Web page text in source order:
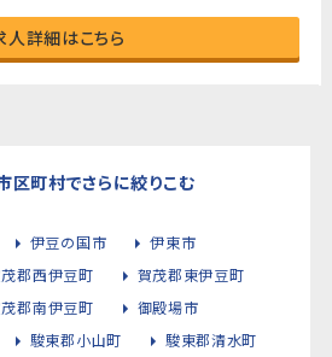
人詳細はこちら
町村でさらに絞りこむ
伊豆の国市
伊東市
郡西伊豆町
賀茂郡東伊豆町
郡南伊豆町
御殿場市
駿東郡小山町
駿東郡清水町